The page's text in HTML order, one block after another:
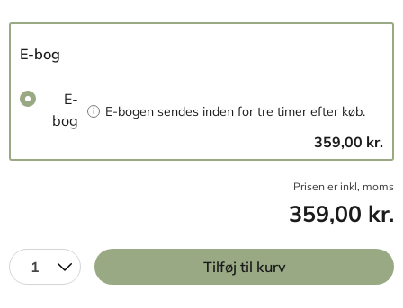
E-bog
E-
bog
E-bogen sendes inden for tre timer efter køb.
359,00 kr.
Prisen er inkl, moms
359,00 kr.
1 Tilføj til kurv